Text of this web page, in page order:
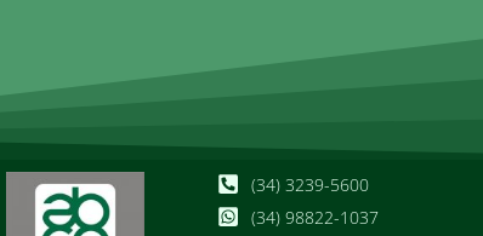
(34) 3239-5600
(34) 98822-1037